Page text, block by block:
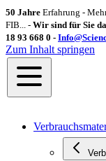
50 Jahre Erfahrung -
FIB... - Wir sind für Sie da
18 93 668 0 -
Zum Inhalt springen